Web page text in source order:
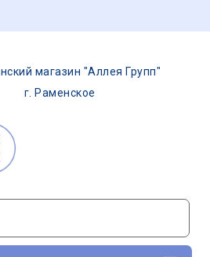
магазин "Аллея Групп"
г. Раменское